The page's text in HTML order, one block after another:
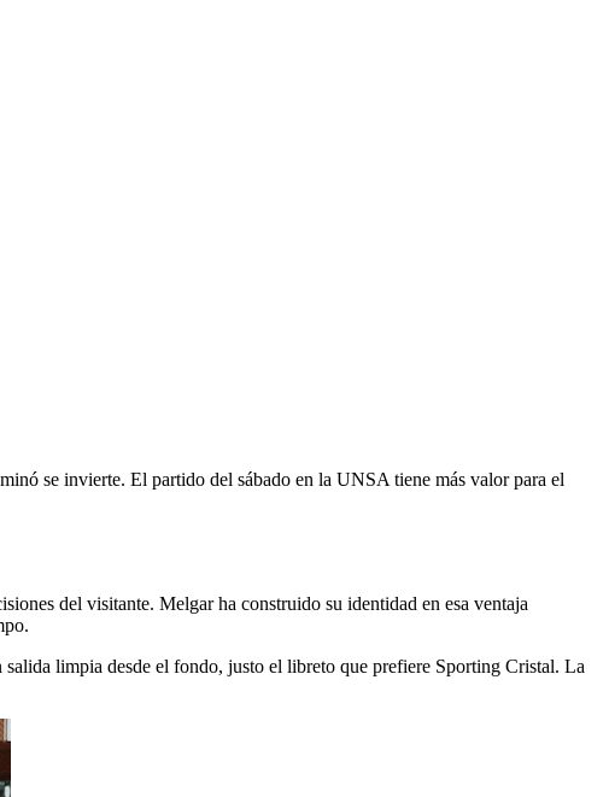
se invierte. El partido del sábado en la UNSA tiene más valor para el
del visitante. Melgar ha construido su identidad en esa ventaja
limpia desde el fondo, justo el libreto que prefiere Sporting Cristal. La